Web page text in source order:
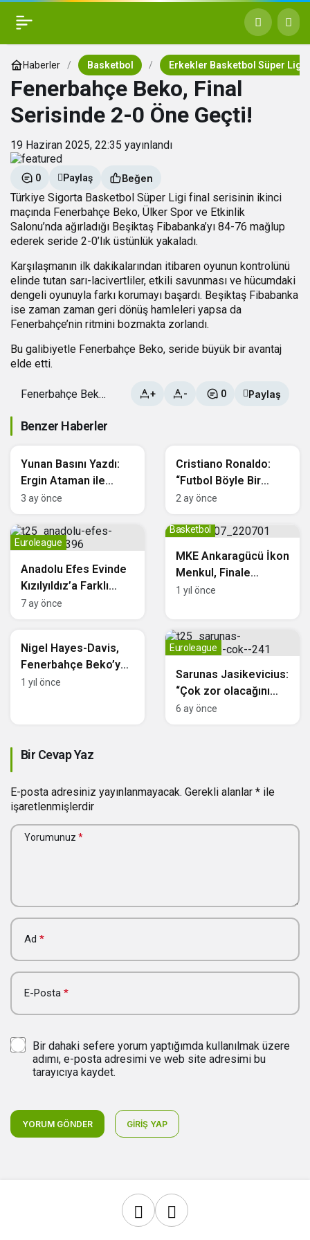
Haberler Basketbol Erkekler Basketbol Süper Ligi
Fenerbahçe Beko, Final
Serisinde 2-0 Öne Geçti!
19 Haziran 2025, 22:35 yayınlandı
0 Paylaş Beğen
Türkiye Sigorta Basketbol Süper Ligi final serisinin ikinci
maçında Fenerbahçe Beko, Ülker Spor ve Etkinlik
Salonu’nda ağırladığı Beşiktaş Fibabanka’yı 84-76 mağlup
ederek seride 2-0’lık üstünlük yakaladı.
Karşılaşmanın ilk dakikalarından itibaren oyunun kontrolünü
elinde tutan sarı-lacivertliler, etkili savunması ve hücumdaki
dengeli oyunuyla farkı korumayı başardı. Beşiktaş Fibabanka
ise zaman zaman geri dönüş hamleleri yapsa da
Fenerbahçe’nin ritmini bozmakta zorlandı.
Bu galibiyetle Fenerbahçe Beko, seride büyük bir avantaj
elde etti.
Fenerbahçe Beko,
0 Öne Geçti!
+ - 0 Paylaş
Benzer Haberler
Yunan Basını Yazdı:
Ergin Ataman ile
Panathinaikos Yol
3 ay önce
Cristiano Ronaldo:
“Futbol Böyle Bir
Oyun”
2 ay önce
Anadolu Efes Evinde
Kızılyıldız’a Farklı
Kaybetti: 65-87
Euroleague
7 ay önce
MKE Ankaragücü İkon
Menkul, Finale
Yükseldi
Basketbol
1 yıl önce
Nigel Hayes-Davis,
Fenerbahçe Beko’ya
Veda Etti: NBA
1 yıl önce
Sarunas Jasikevicius:
“Çok zor olacağını
biliyorduk”
Euroleague
6 ay önce
Bir Cevap Yaz
E-posta adresiniz yayınlanmayacak. Gerekli alanlar * ile
işaretlenmişlerdir
Yorumunuz *
Ad *
E-Posta *
Bir dahaki sefere yorum yaptığımda kullanılmak üzere
adımı, e-posta adresimi ve web site adresimi bu
tarayıcıya kaydet.
YORUM GÖNDER GIRIŞ YAP